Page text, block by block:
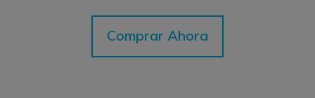
Comprar Ahora